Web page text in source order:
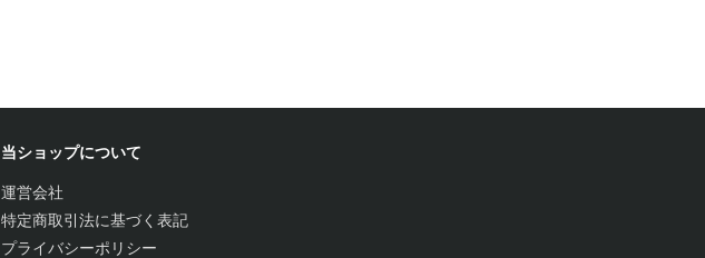
当ショップについて
運営会社
特定商取引法に基づく表記
プライバシーポリシー